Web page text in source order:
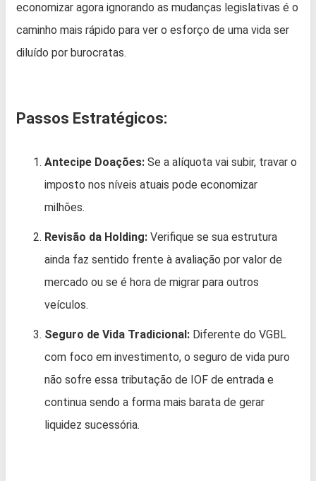
economizar agora ignorando as mudanças legislativas é o
caminho mais rápido para ver o esforço de uma vida ser
diluído por burocratas.
Passos Estratégicos:
Antecipe Doações: Se a alíquota vai subir, travar o
imposto nos níveis atuais pode economizar
milhões.
Revisão da Holding: Verifique se sua estrutura
ainda faz sentido frente à avaliação por valor de
mercado ou se é hora de migrar para outros
veículos.
Seguro de Vida Tradicional: Diferente do VGBL
com foco em investimento, o seguro de vida puro
não sofre essa tributação de IOF de entrada e
continua sendo a forma mais barata de gerar
liquidez sucessória.